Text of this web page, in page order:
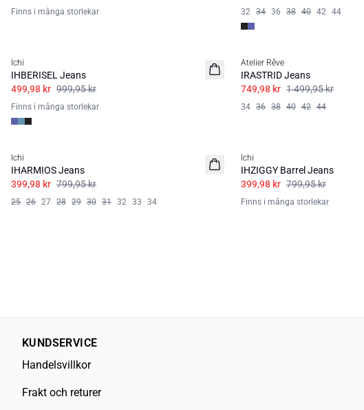
Finns i många storlekar 32 34 36 38 40 42 44
Ichi
IHBERISEL Jeans
499,98 kr 999,95 kr
Finns i många storlekar
Atelier Rêve
IRASTRID Jeans
749,98 kr 1 499,95 kr
34 36 38 40 42 44
Ichi
IHARMIOS Jeans
399,98 kr 799,95 kr
25 26 27 28 29 30 31 32 33 34
Ichi
IHZIGGY Barrel Jeans
399,98 kr 799,95 kr
Finns i många storlekar
KUNDSERVICE
Handelsvillkor
Frakt och returer